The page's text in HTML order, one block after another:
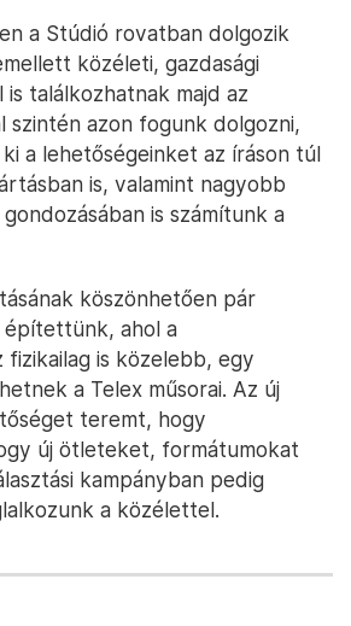
a Stúdió rovatban dolgozik
közéleti, gazdasági
találkozhatnak majd az
szintén azon fogunk dolgozni,
a lehetőségeinket az íráson túl
is, valamint nagyobb
is számítunk a
köszönhetően pár
építettünk, ahol a
fizikailag is közelebb, egy
a Telex műsorai. Az új
teremt, hogy
új ötleteket, formátumokat
kampányban pedig
a közélettel.